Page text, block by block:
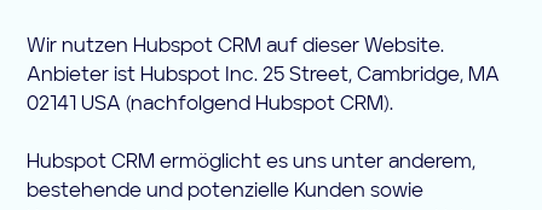
Wir nutzen Hubspot CRM auf dieser Website.
Anbieter ist Hubspot Inc. 25 Street, Cambridge, MA
02141 USA (nachfolgend Hubspot CRM).
Hubspot CRM ermöglicht es uns unter anderem,
bestehende und potenzielle Kunden sowie